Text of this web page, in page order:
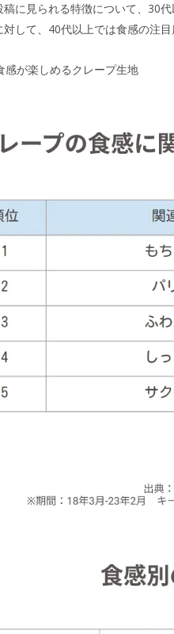
に見られる特徴について、30
して、40代以上では食感の注目
感が楽しめるクレープ生地